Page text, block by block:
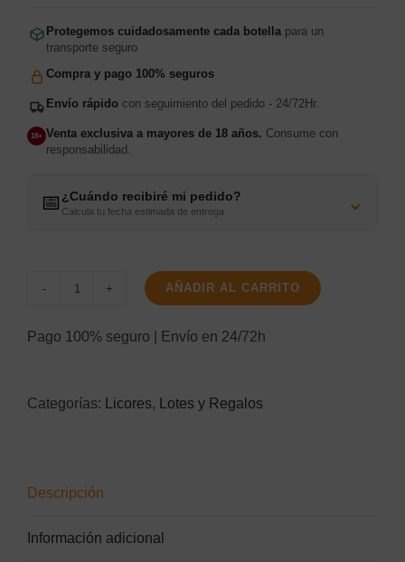
Protegemos cuidadosamente cada botella para un
transporte seguro
Compra y pago 100% seguros
Envío rápido con seguimiento del pedido - 24/72Hr.
18+ Venta exclusiva a mayores de 18 años. Consume con
responsabilidad.
📅 ¿Cuándo recibiré mi pedido?
Calcula tu fecha estimada de entrega ⌄
Vaso
AÑADIR AL CARRITO
Pago 100% seguro | Envío en 24/72h
Categorías: Licores, Lotes y Regalos
Descripción
Información adicional